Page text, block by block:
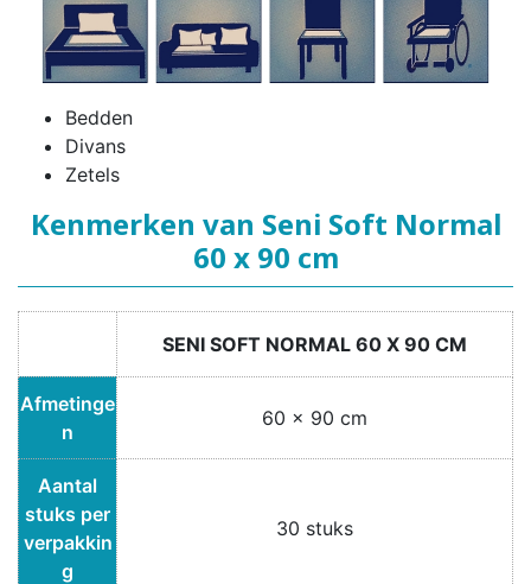
Bedden
Divans
Zetels
Kenmerken van Seni Soft Normal
60 x 90 cm
SENI SOFT NORMAL 60 X 90 CM
Afmetinge
n
60 x 90 cm
Aantal
stuks per
verpakkin
g
30 stuks